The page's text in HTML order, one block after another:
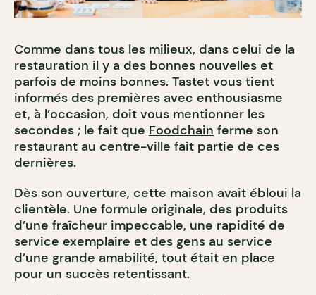
Comme dans tous les milieux, dans celui de la
restauration il y a des bonnes nouvelles et
parfois de moins bonnes. Tastet vous tient
informés des premières avec enthousiasme
et, à l’occasion, doit vous mentionner les
secondes ; le fait que Foodchain ferme son
restaurant au centre-ville fait partie de ces
dernières.
Dès son ouverture, cette maison avait ébloui la
clientèle. Une formule originale, des produits
d’une fraîcheur impeccable, une rapidité de
service exemplaire et des gens au service
d’une grande amabilité, tout était en place
pour un succès retentissant.